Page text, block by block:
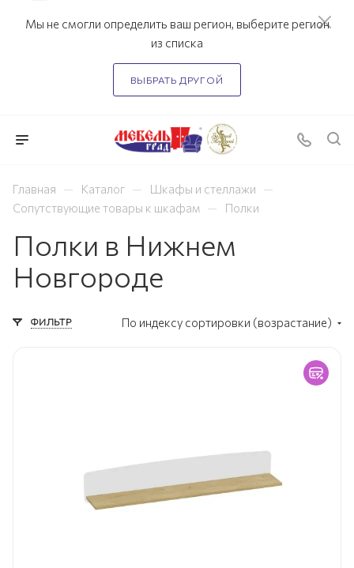
Мы не смогли определить ваш регион, выберите регион
из списка
ВЫБРАТЬ ДРУГОЙ
Главная — Каталог — Шкафы и стеллажи —
Сопутствующие товары к шкафам — Полки
Полки в Нижнем
Новгороде
ФИЛЬТР По индексу сортировки (возрастание)